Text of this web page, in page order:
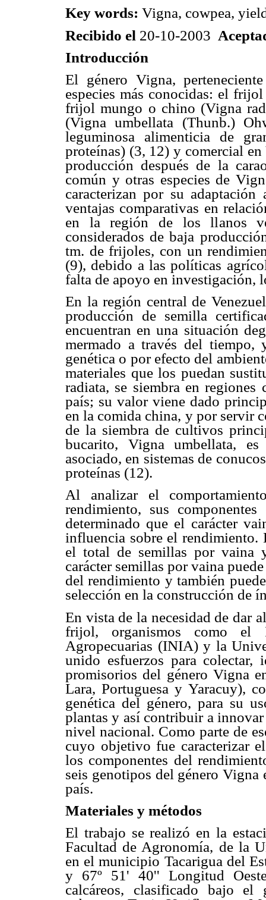
Key words: Vigna, cowpea,
Recibido el 20-10-2003
Introducción
El género Vigna,
especies más conocidas: el
frijol mungo o chino (Vigna
(Vigna umbellata (Thunb.)
leguminosa alimenticia de
proteínas) (3, 12) y comercial
producción después de la
común y otras especies de
caracterizan por su
ventajas comparativas en
en la región de los llanos
considerados de baja
tm. de frijoles, con un
(9), debido a las políticas
falta de apoyo en investigación,
En la región central de
producción de semilla
encuentran en una situación
mermado a través del
genética o por efecto del
materiales que los puedan
radiata, se siembra en
país; su valor viene dado
en la comida china, y por servir
de la siembra de cultivos
bucarito, Vigna umbellata,
asociado, en sistemas de
proteínas (12).
Al analizar el
rendimiento, sus
determinado que el carácter
influencia sobre el rendimiento.
el total de semillas por vaina
carácter semillas por vaina
del rendimiento y también
selección en la construcción de
En vista de la necesidad de dar
frijol, organismos como el
Agropecuarias (INIA) y la
unido esfuerzos para colectar,
promisorios del género Vigna
Lara, Portuguesa y Yaracuy),
genética del género, para su
plantas y así contribuir a
nivel nacional. Como parte de
cuyo objetivo fue caracterizar
los componentes del
seis genotipos del género
país.
Materiales y métodos
El trabajo se realizó en la
Facultad de Agronomía, de la
en el municipio Tacarigua del
y 67º 51' 40'' Longitud
calcáreos, clasificado bajo